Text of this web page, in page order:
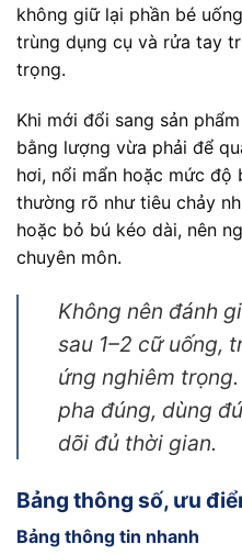
không giữ lại phần bé
trùng dụng cụ và rửa tay
trọng.
Khi mới đổi sang sản
bằng lượng vừa phải để
hơi, nổi mẩn hoặc mức độ
thường rõ như tiêu chảy
hoặc bỏ bú kéo dài, nên
chuyên môn.
Không nên đánh
sau 1–2 cữ uống,
ứng nghiêm
pha đúng, dùng
dõi đủ thời gian.
Bảng thông số, ưu
Bảng thông tin nhanh